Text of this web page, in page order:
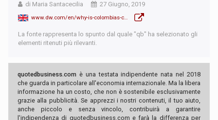
di Maria Santacecilia
27 Giugno, 2019
www.dw.com/en/why-is-colombias-cocaine-production-so-high/a-49381157
La fonte rappresenta lo spunto dal quale "qb" ha selezionato gli
elementi ritenuti più rilevanti.
quotedbusiness.com è una testata indipendente nata nel 2018
che guarda in particolare all'economia internazionale. Ma la libera
informazione ha un costo, che non è sostenibile esclusivamente
grazie alla pubblicità. Se apprezzi i nostri contenuti, il tuo aiuto,
anche piccolo e senza vincolo, contribuirà a garantire
l'indipendenza di quotedbusiness.com e farà la differenza per